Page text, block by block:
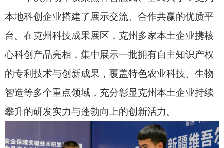
育、特色昆虫蛋白资源化利用等前沿生物资源开发
领域，是团队深耕生物智造领域的最新突破。
“目前六大科研板块均已顺利完成实验室研发到
中试转化的关键阶段。我们希望借助科技活动周的
生产车间和百姓餐桌，真正地让科技赋能新疆高质
量发展。”新疆功能农业生物智造重点实验室科研骨